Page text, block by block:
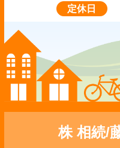
定休日
株 相続/